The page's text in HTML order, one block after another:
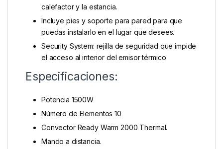
calefactor y la estancia.
Incluye pies y soporte para pared para que
puedas instalarlo en el lugar que desees.
Security System: rejilla de seguridad que impide
el acceso al interior del emisor térmico
Especificaciones:
Potencia 1500W
Número de Elementos 10
Convector Ready Warm 2000 Thermal.
Mando a distancia.